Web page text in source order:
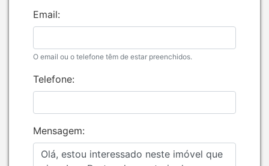
Email:
O email ou o telefone têm de estar preenchidos.
Telefone:
Mensagem: